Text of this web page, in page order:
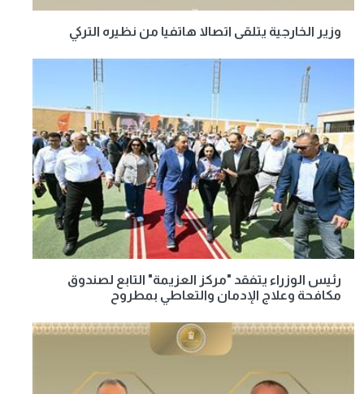
وزير الخارجية يتلقى اتصالا هاتفيا من نظيره التركي
رئيس الوزراء يتفقد "مركز العزيمة" التابع لصندوق
مكافحة وعلاج الإدمان والتعاطي بمطروح